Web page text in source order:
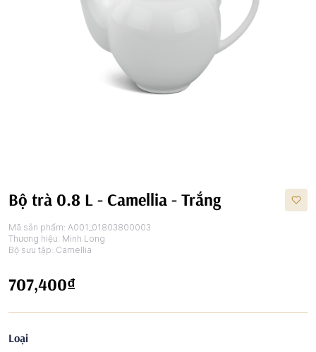
Bộ trà 0.8 L - Camellia - Trắng
Mã sản phẩm: A001_01803800003
Thương hiệu: Minh Long
Bộ sưu tập: Camellia
707,400₫
Loại